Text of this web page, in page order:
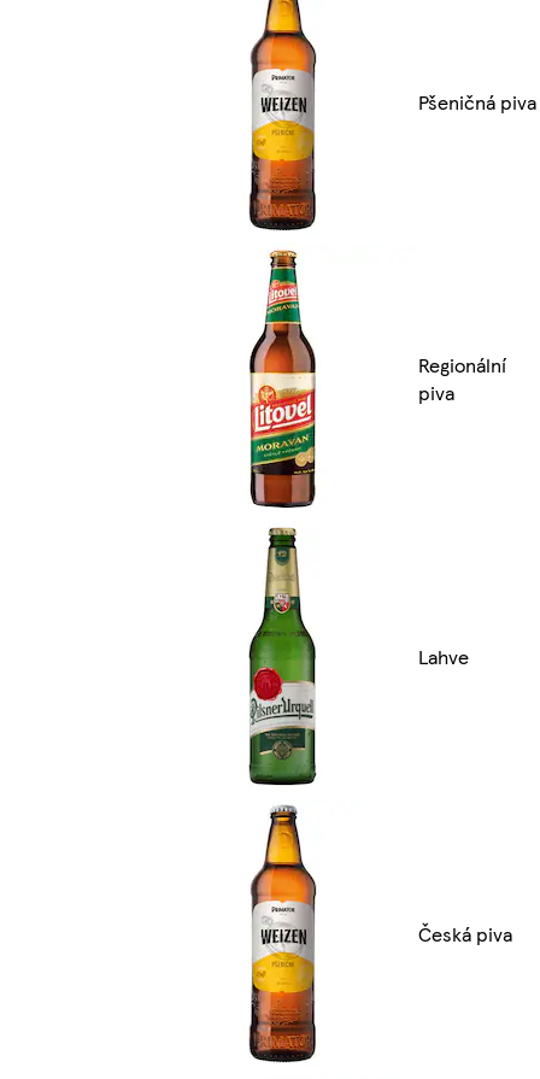
Pšeničná piva
Regionální
piva
Lahve
Česká piva